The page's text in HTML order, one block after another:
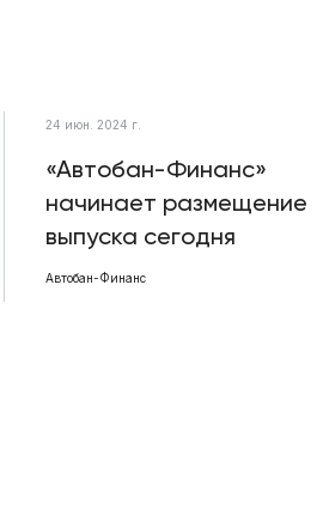
24 июн. 2024 г.
«Автобан-Финанс»
начинает размещение
выпуска сегодня
Автобан-Финанс